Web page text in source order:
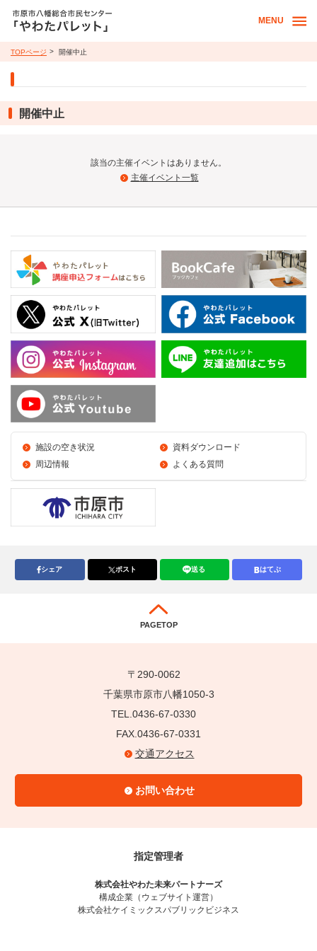
MENU
TOPページ 開催中止
開催中止
該当の主催イベントはありません。
主催イベント一覧
施設の空き状況
資料ダウンロード
周辺情報
よくある質問
シェア ポスト 送る はてぶ
PAGETOP
〒290-0062
千葉県市原市八幡1050-3
TEL.0436-67-0330
FAX.0436-67-0331
交通アクセス
お問い合わせ
指定管理者
株式会社やわた未来パートナーズ
構成企業（ウェブサイト運営）
株式会社ケイミックスパブリックビジネス